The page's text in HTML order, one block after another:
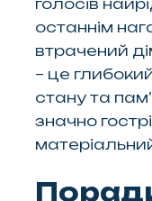
голосів
останнім
втрачений
– це
стану та
значно